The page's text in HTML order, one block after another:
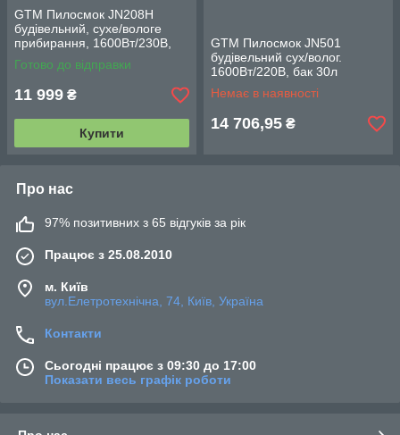
GTM Пилосмок JN208H
будівельний, сухе/вологе
прибирання, 1600Вт/230В,
бак 30л
Готово до відправки
11 999 ₴
Купити
GTM Пилосмок JN501
будівельний сух/волог.
1600Вт/220В, бак 30л
Немає в наявності
14 706,95 ₴
Про нас
97% позитивних з 65 відгуків за рік
Працює з 25.08.2010
м. Київ
вул.Елетротехнічна, 74, Київ, Україна
Контакти
Сьогодні працює з 09:30 до 17:00
Показати весь графік роботи